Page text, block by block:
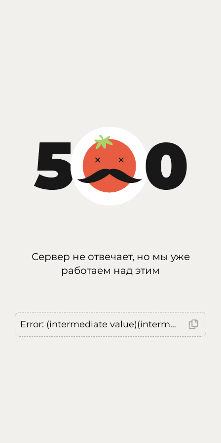
Сервер не отвечает, но мы уже
работаем над этим
Error: (intermediate value)(intermediate value)(intermediate value).replaceAll is not a function